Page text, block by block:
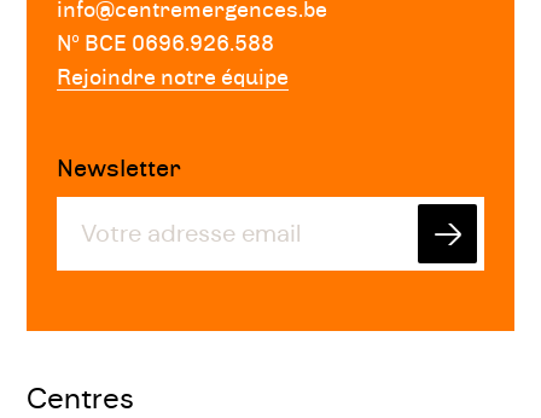
info@centremergences.be
Nº BCE 0696.926.588
Rejoindre notre équipe
Newsletter
Centres